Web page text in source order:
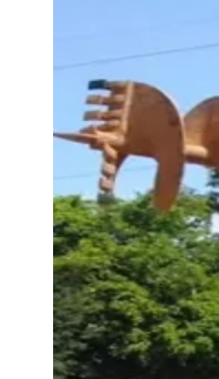
Guia de Empresas
Divulgar Vagas
Novo
Publicidade Legal
Hub de Negócios
Guia Comercial
Selo Verificado
Portal Educacional
Agenda de Vestibulares
Vagas de Emprego
Concursos
Panorama Econômico
Panorama Econômico